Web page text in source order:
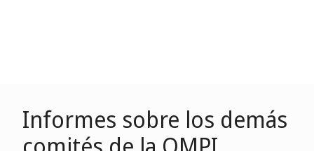
Informes sobre los demás